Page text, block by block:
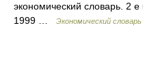
экономический словарь. 2
1999 …
Экономический словарь